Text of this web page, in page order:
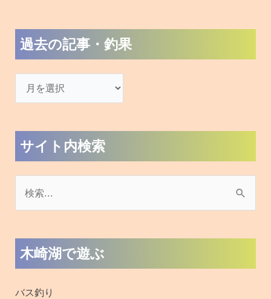
過去の記事・釣果
サイト内検索
象
木崎湖で遊ぶ
バス釣り